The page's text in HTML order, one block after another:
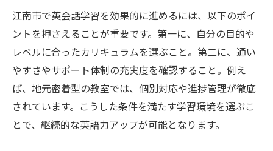
江南市で英会話学習を効果的に進めるには、以下のポイ
ントを押さえることが重要です。第一に、自分の目的や
レベルに合ったカリキュラムを選ぶこと。第二に、通い
やすさやサポート体制の充実度を確認すること。例え
ば、地元密着型の教室では、個別対応や進捗管理が徹底
されています。こうした条件を満たす学習環境を選ぶこ
とで、継続的な英語力アップが可能となります。